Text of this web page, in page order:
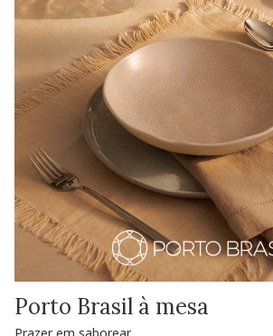
Porto Brasil à mesa
Prazer em saborear